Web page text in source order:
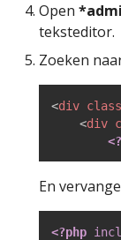
Open
teksteditor.
Zoeken
<div class
<div
En
<?php